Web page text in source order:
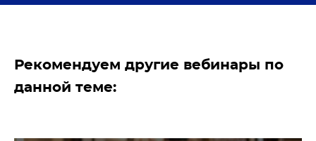
Рекомендуем другие вебинары по
данной теме: